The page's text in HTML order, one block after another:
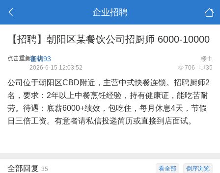
企业招聘
【招聘】朝阳区某餐饮公司招厨师 6000-10000
点击重新加载 楼主
崔明93
706 35
2026-6-15 12:03:52
公司位于朝阳区CBD附近，主营中式快餐连锁。招聘厨师2
名，要求：2年以上中餐烹饪经验，持有健康证，能吃苦耐
劳。待遇：底薪6000+绩效，包吃住，每月休息4天，节假
日三倍工资。有意者请私信投递简历或直接到店面试。
倒序浏览
看全部
全部回复 35